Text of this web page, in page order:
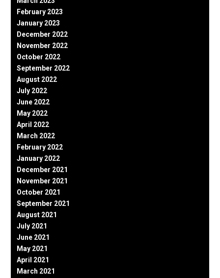
February 2023
January 2023
December 2022
November 2022
October 2022
September 2022
August 2022
July 2022
June 2022
May 2022
April 2022
March 2022
February 2022
January 2022
December 2021
November 2021
October 2021
September 2021
August 2021
July 2021
June 2021
May 2021
April 2021
March 2021